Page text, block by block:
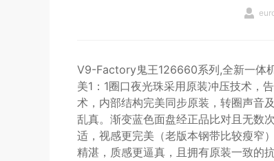
V9-Factory鬼王126660系列,全新一体
美1：1圈口夜光珠采用原装冲压技术，
术，内部结构完美同步原装，转圈声音
乱真。渐变蓝色面盘经正品比对且无数
适，视感更完美（老版本钢带比较瘦窄
精湛，质感更逼真，且拥有原装一致的